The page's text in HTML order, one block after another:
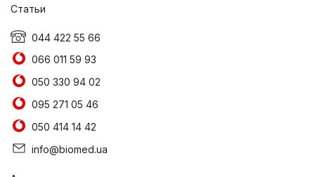
Статьи
044 422 55 66
066 011 59 93
050 330 94 02
095 271 05 46
050 414 14 42
info@biomed.ua